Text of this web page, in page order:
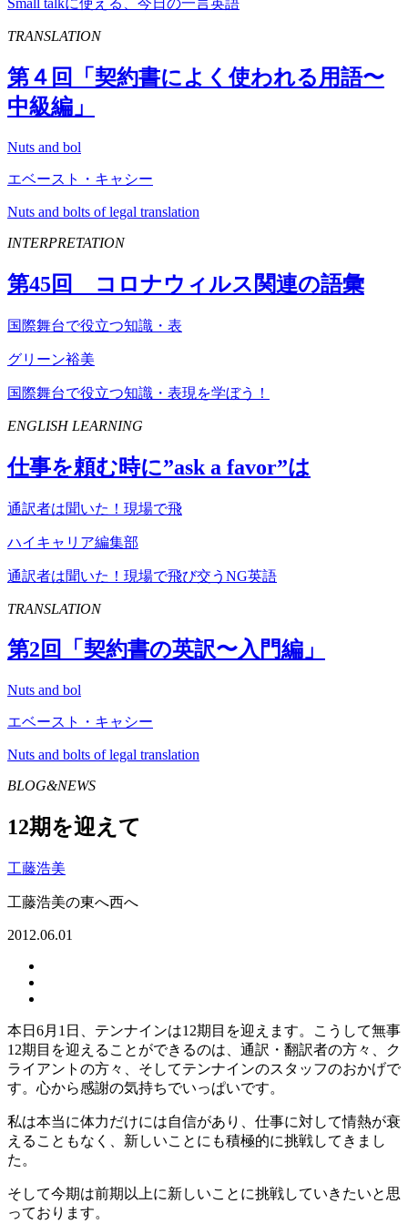
Small talkに使える、今日の一言英語
TRANSLATION
第４回「契約書によく使われる用語〜
中級編」
Nuts and bol
エベースト・キャシー
Nuts and bolts of legal translation
INTERPRETATION
第45回 コロナウィルス関連の語彙
国際舞台で役立つ知識・表
グリーン裕美
国際舞台で役立つ知識・表現を学ぼう！
ENGLISH LEARNING
仕事を頼む時に”ask a favor”は
通訳者は聞いた！現場で飛
ハイキャリア編集部
通訳者は聞いた！現場で飛び交うNG英語
TRANSLATION
第2回「契約書の英訳〜入門編」
Nuts and bol
エベースト・キャシー
Nuts and bolts of legal translation
BLOG&NEWS
12期を迎えて
工藤浩美
工藤浩美の東へ西へ
2012.06.01
本日6月1日、テンナインは12期目を迎えます。こうして無事
12期目を迎えることができるのは、通訳・翻訳者の方々、ク
ライアントの方々、そしてテンナインのスタッフのおかげで
す。心から感謝の気持ちでいっぱいです。
私は本当に体力だけには自信があり、仕事に対して情熱が衰
えることもなく、新しいことにも積極的に挑戦してきまし
た。
そして今期は前期以上に新しいことに挑戦していきたいと思
っております。